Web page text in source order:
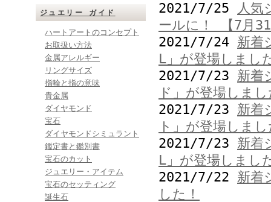
ジュエリー ガイド
ハートアートのコンセプト
お取扱い方法
金属アレルギー
リングサイズ
指輪と指の意味
貴金属
ダイヤモンド
宝石
ダイヤモンドシミュラント
鑑定書と鑑別書
宝石のカット
ジュエリー・アイテム
宝石のセッティング
誕生石
2021/7/25
人気
ールに！ 【7月
2021/7/24 新着
L」が登場しまし
2021/7/23 新着
ド」が登場しま
2021/7/23 新着
ト」が登場しま
2021/7/23 新着
L」が登場しまし
2021/7/22 新着
した！